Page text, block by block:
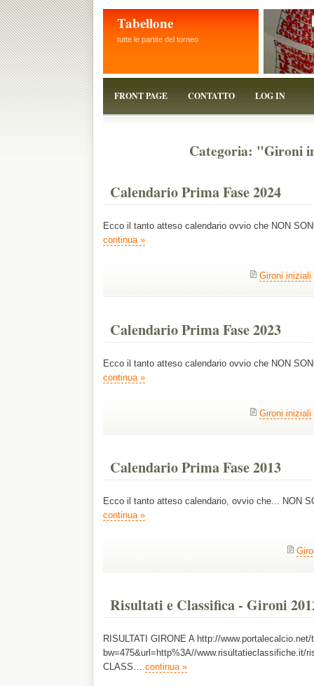
Tabellone
tutte le partite del torneo
FRONT PAGE CONTATTO LOG IN
Categoria: "Gironi
Calendario Prima Fase 2024
Ecco il tanto atteso calendario ovvio che NON
continua »
Gironi iniziali
Calendario Prima Fase 2023
Ecco il tanto atteso calendario ovvio che NON
continua »
Gironi iniziali
Calendario Prima Fase 2013
Ecco il tanto atteso calendario, ovvio che... NON
continua »
Risultati e Classifica - Gironi
RISULTATI GIRONE A http://
bw=475&url=http%3A//www.risultatieclassifiche.it/
CLASS… continua »